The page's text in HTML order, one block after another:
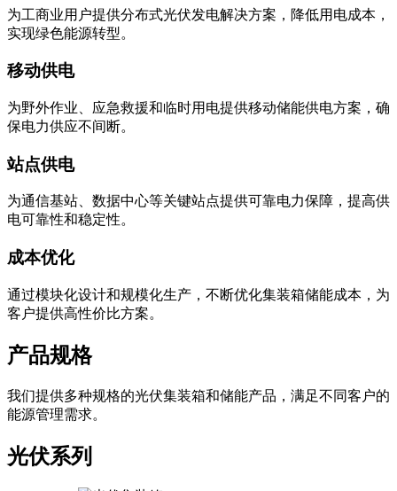
为工商业用户提供分布式光伏发电解决方案，降低用电成本，
实现绿色能源转型。
移动供电
为野外作业、应急救援和临时用电提供移动储能供电方案，确
保电力供应不间断。
站点供电
为通信基站、数据中心等关键站点提供可靠电力保障，提高供
电可靠性和稳定性。
成本优化
通过模块化设计和规模化生产，不断优化集装箱储能成本，为
客户提供高性价比方案。
产品规格
我们提供多种规格的光伏集装箱和储能产品，满足不同客户的
能源管理需求。
光伏系列